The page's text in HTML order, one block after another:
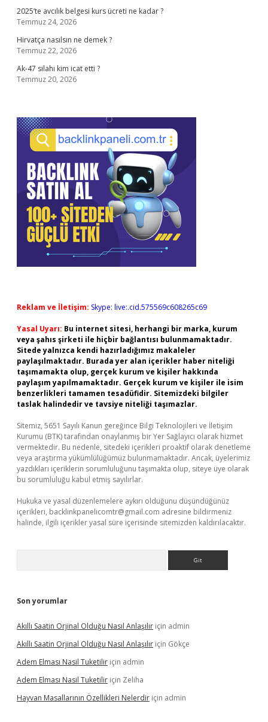
2025’te avcılık belgesi kurs ücreti ne kadar ?
Temmuz 24, 2026
Hirvatça nasılsın ne demek ?
Temmuz 22, 2026
Ak-47 silahı kim icat etti ?
Temmuz 20, 2026
Reklam ve İletişim: Skype: live:.cid.575569c608265c69
Yasal Uyarı: Bu internet sitesi, herhangi bir marka, kurum
veya şahıs şirketi ile hiçbir bağlantısı bulunmamaktadır.
Sitede yalnızca kendi hazırladığımız makaleler
paylaşılmaktadır. Burada yer alan içerikler haber niteliği
taşımamakta olup, gerçek kurum ve kişiler hakkında
paylaşım yapılmamaktadır. Gerçek kurum ve kişiler ile isim
benzerlikleri tamamen tesadüfidir. Sitemizdeki bilgiler
taslak halindedir ve tavsiye niteliği taşımazlar.
Sitemiz, 5651 Sayılı Kanun gereğince Bilgi Teknolojileri ve İletişim
Kurumu (BTK) tarafından onaylanmış bir Yer Sağlayıcı olarak hizmet
vermektedir. Bu nedenle, sitedeki içerikleri proaktif olarak denetleme
veya araştırma yükümlülüğümüz bulunmamaktadır. Ancak, üyelerimiz
yazdıkları içeriklerin sorumluluğunu taşımakta olup, siteye üye olarak
bu sorumluluğu kabul etmiş sayılırlar.
Hukuka ve yasal düzenlemelere aykırı olduğunu düşündüğünüz
içerikleri, backlinkpanelicomtr@gmail.com adresine bildirmeniz
halinde, ilgili içerikler yasal süre içerisinde sitemizden kaldırılacaktır.
Son yorumlar
Akıllı Saatin Orjinal Olduğu Nasıl Anlaşılır için admin
Akıllı Saatin Orjinal Olduğu Nasıl Anlaşılır için Gökçe
Adem Elması Nasil Tuketilir için admin
Adem Elması Nasil Tuketilir için Zeliha
Hayvan Masallarının Özellikleri Nelerdir için admin